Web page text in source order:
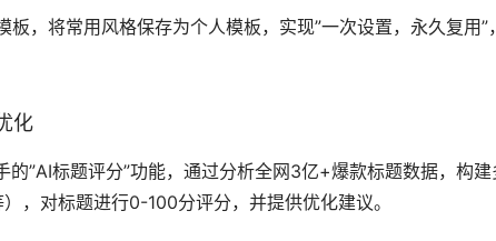
板，将常用风格保存为个人模板，实现”一次设置，永久复用”
化
，对标题进行0-100分评分，并提供优化建议。